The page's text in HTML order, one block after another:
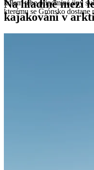
kolem tebe připomíná jiný
kterému se Grónsko dostane
Na hladině mezi
kajakování v